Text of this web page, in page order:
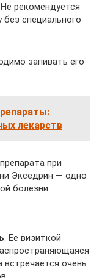
рекомендуется
специального
запивать его
лекарств
при
Экседрин — одно
болезни.
. Ее визиткой
очень